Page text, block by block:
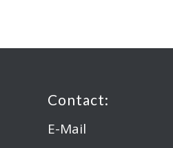
Contact:
E-Mail